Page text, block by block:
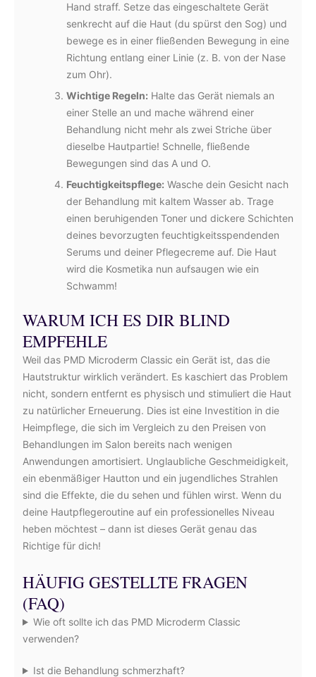
Hand straff. Setze das eingeschaltete Gerät
senkrecht auf die Haut (du spürst den Sog) und
bewege es in einer fließenden Bewegung in eine
Richtung entlang einer Linie (z. B. von der Nase
zum Ohr).
Wichtige Regeln: Halte das Gerät niemals an
einer Stelle an und mache während einer
Behandlung nicht mehr als zwei Striche über
dieselbe Hautpartie! Schnelle, fließende
Bewegungen sind das A und O.
Feuchtigkeitspflege: Wasche dein Gesicht nach
der Behandlung mit kaltem Wasser ab. Trage
einen beruhigenden Toner und dickere Schichten
deines bevorzugten feuchtigkeitsspendenden
Serums und deiner Pflegecreme auf. Die Haut
wird die Kosmetika nun aufsaugen wie ein
Schwamm!
WARUM ICH ES DIR BLIND
EMPFEHLE
Weil das PMD Microderm Classic ein Gerät ist, das die
Hautstruktur wirklich verändert. Es kaschiert das Problem
nicht, sondern entfernt es physisch und stimuliert die Haut
zu natürlicher Erneuerung. Dies ist eine Investition in die
Heimpflege, die sich im Vergleich zu den Preisen von
Behandlungen im Salon bereits nach wenigen
Anwendungen amortisiert. Unglaubliche Geschmeidigkeit,
ein ebenmäßiger Hautton und ein jugendliches Strahlen
sind die Effekte, die du sehen und fühlen wirst. Wenn du
deine Hautpflegeroutine auf ein professionelles Niveau
heben möchtest – dann ist dieses Gerät genau das
Richtige für dich!
HÄUFIG GESTELLTE FRAGEN
(FAQ)
Wie oft sollte ich das PMD Microderm Classic
verwenden?
Ist die Behandlung schmerzhaft?